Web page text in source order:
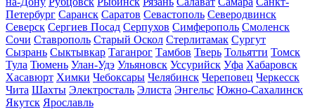
Петербург Саранск Саратов Севастополь Северодвинск
Северск Сергиев Посад Серпухов Симферополь Смоленск
Сочи Ставрополь Старый Оскол Стерлитамак Сургут
Сызрань Сыктывкар Таганрог Тамбов Тверь Тольятти Томск
Тула Тюмень Улан-Удэ Ульяновск Уссурийск Уфа Хабаровск
Хасавюрт Химки Чебоксары Челябинск Череповец Черкесск
Чита Шахты Электросталь Элиста Энгельс Южно-Сахалинск
Якутск Ярославль